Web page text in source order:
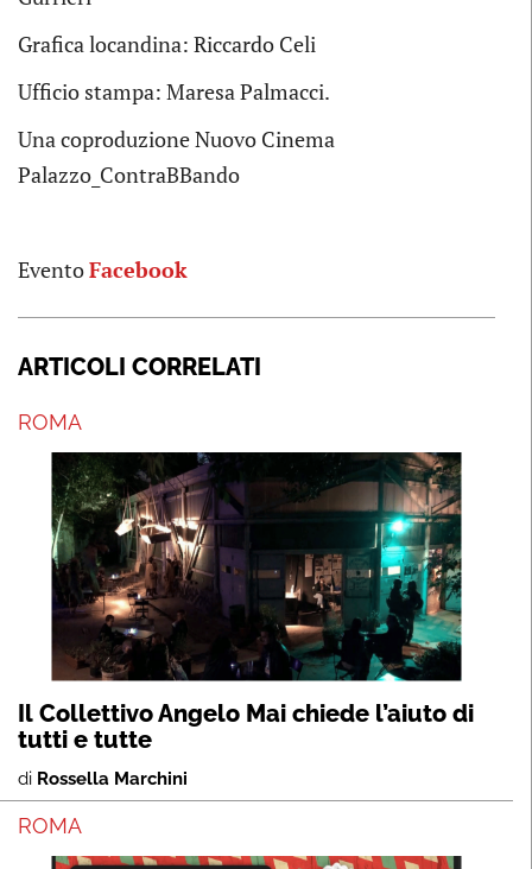
Grafica locandina: Riccardo Celi
Ufficio stampa: Maresa Palmacci.
Una coproduzione Nuovo Cinema
Palazzo_ContraBBando
EventoFacebook
ARTICOLI CORRELATI
ROMA
Il Collettivo Angelo Mai chiede l’aiuto di
tutti e tutte
di Rossella Marchini
ROMA